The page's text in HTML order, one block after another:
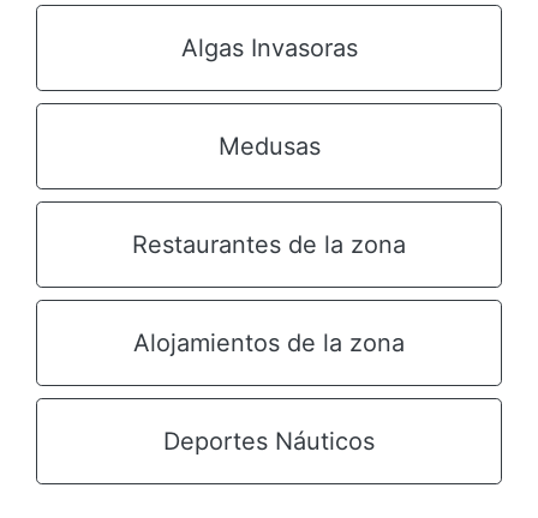
Algas Invasoras
Medusas
Restaurantes de la zona
Alojamientos de la zona
Deportes Náuticos